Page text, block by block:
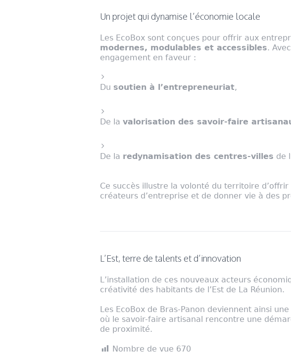
Un projet qui dynamise l’économie locale
Les EcoBox sont conçues pour offrir aux
modernes, modulables et accessibles.
engagement en faveur :
Du soutien à l’entrepreneuriat,
De la valorisation des savoir-faire
De la redynamisation des centres-villes de
Ce succès illustre la volonté du territoire d’offrir
créateurs d’entreprise et de donner vie à des
L’Est, terre de talents et d’innovation
L’installation de ces nouveaux acteurs
créativité des habitants de l’Est de La Réunion.
Les EcoBox de Bras-Panon deviennent ainsi
où le savoir-faire artisanal rencontre une
de proximité.
Nombre de vue 670